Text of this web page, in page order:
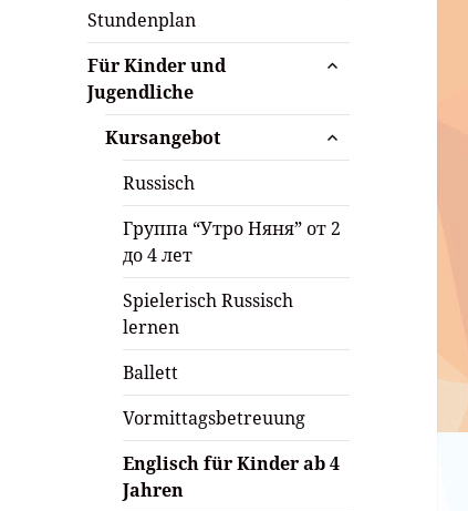
Stundenplan
Für Kinder und
Jugendliche
untermenü
Kursangebot
untermenü
öffnen
Russisch
Группа “Утро Няня” от 2
до 4 лет
Spielerisch Russisch
lernen
Ballett
Vormittagsbetreuung
Englisch für Kinder ab 4
Jahren